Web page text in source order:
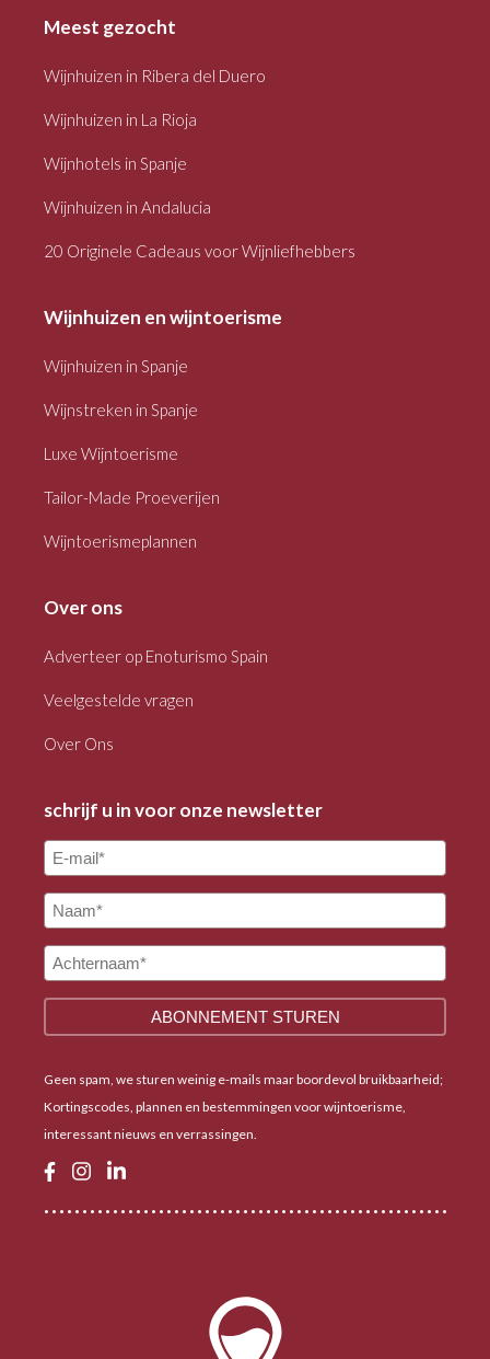
Meest gezocht
Wijnhuizen in Ribera del Duero
Wijnhuizen in La Rioja
Wijnhotels in Spanje
Wijnhuizen in Andalucia
20 Originele Cadeaus voor Wijnliefhebbers
Wijnhuizen en wijntoerisme
Wijnhuizen in Spanje
Wijnstreken in Spanje
Luxe Wijntoerisme
Tailor-Made Proeverijen
Wijntoerismeplannen
Over ons
Adverteer op Enoturismo Spain
Veelgestelde vragen
Over Ons
schrijf u in voor onze newsletter
Geen spam, we sturen weinig e-mails maar boordevol bruikbaarheid;
Kortingscodes, plannen en bestemmingen voor wijntoerisme,
interessant nieuws en verrassingen.